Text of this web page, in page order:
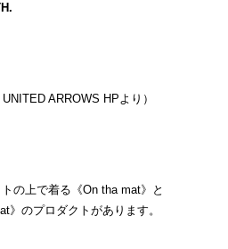
UNITED ARROWS HPより）
の上で着る《On tha mat》と
》のプロダクトがあります。